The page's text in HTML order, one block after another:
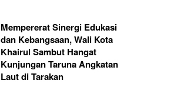
Mempererat Sinergi Edukasi
dan Kebangsaan, Wali Kota
Khairul Sambut Hangat
Kunjungan Taruna Angkatan
Laut di Tarakan